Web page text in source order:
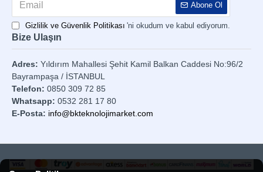
Abone Ol
Gizlilik ve Güvenlik Politikası 'ni okudum ve kabul ediyorum.
Bize Ulaşın
Adres: Yıldırım Mahallesi Şehit Kamil Balkan Caddesi No:96/2
Bayrampaşa / İSTANBUL
Telefon: 0850 309 72 85
Whatsapp: 0532 281 17 80
E-Posta: info@bkteknolojimarket.com